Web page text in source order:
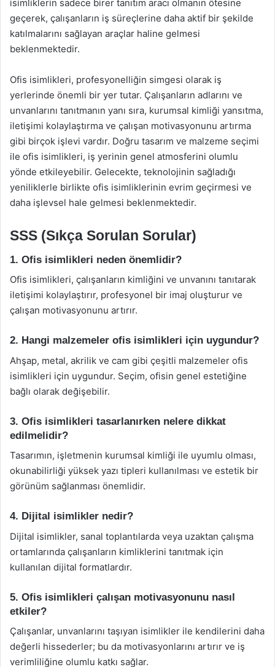
isimliklerin sadece birer tanıtım aracı olmanın ötesine
geçerek, çalışanların iş süreçlerine daha aktif bir şekilde
katılmalarını sağlayan araçlar haline gelmesi
beklenmektedir.
Ofis isimlikleri, profesyonelliğin simgesi olarak iş
yerlerinde önemli bir yer tutar. Çalışanların adlarını ve
unvanlarını tanıtmanın yanı sıra, kurumsal kimliği yansıtma,
iletişimi kolaylaştırma ve çalışan motivasyonunu artırma
gibi birçok işlevi vardır. Doğru tasarım ve malzeme seçimi
ile ofis isimlikleri, iş yerinin genel atmosferini olumlu
yönde etkileyebilir. Gelecekte, teknolojinin sağladığı
yeniliklerle birlikte ofis isimliklerinin evrim geçirmesi ve
daha işlevsel hale gelmesi beklenmektedir.
SSS (Sıkça Sorulan Sorular)
1. Ofis isimlikleri neden önemlidir?
Ofis isimlikleri, çalışanların kimliğini ve unvanını tanıtarak
iletişimi kolaylaştırır, profesyonel bir imaj oluşturur ve
çalışan motivasyonunu artırır.
2. Hangi malzemeler ofis isimlikleri için uygundur?
Ahşap, metal, akrilik ve cam gibi çeşitli malzemeler ofis
isimlikleri için uygundur. Seçim, ofisin genel estetiğine
bağlı olarak değişebilir.
3. Ofis isimlikleri tasarlanırken nelere dikkat
edilmelidir?
Tasarımın, işletmenin kurumsal kimliği ile uyumlu olması,
okunabilirliği yüksek yazı tipleri kullanılması ve estetik bir
görünüm sağlanması önemlidir.
4. Dijital isimlikler nedir?
Dijital isimlikler, sanal toplantılarda veya uzaktan çalışma
ortamlarında çalışanların kimliklerini tanıtmak için
kullanılan dijital formatlardır.
5. Ofis isimlikleri çalışan motivasyonunu nasıl
etkiler?
Çalışanlar, unvanlarını taşıyan isimlikler ile kendilerini daha
değerli hissederler; bu da motivasyonlarını artırır ve iş
verimliliğine olumlu katkı sağlar.